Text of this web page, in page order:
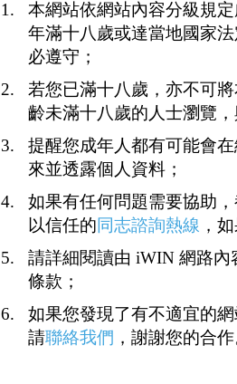
本網站依網站內容分級規
年滿十八歲或達當地國家
必遵守；
若您已滿十八歲，亦不可
齡未滿十八歲的人士瀏覽
提醒您成年人都有可能會
來並透露個人資料；
如果有任何問題需要協助
以信任的同志諮詢熱線 ，
請詳細閱讀由 iWIN 網路內
條款；
如果您發現了有不適宜的
請聯絡我們 ，謝謝您的合作